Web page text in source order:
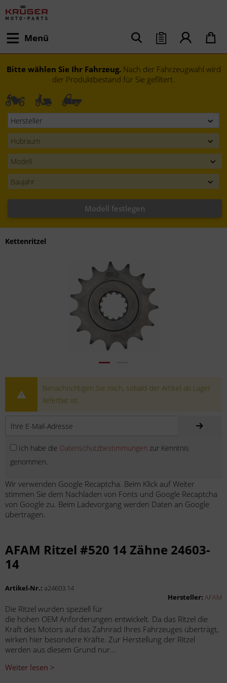
Menü
Bitte wählen Sie Ihr Fahrzeug. Nach der Fahrzeugwahl wird
der Produktbestand für Sie gefiltert.
Modell festlegen
Kettenritzel
Benachrichtigen Sie mich, sobald der Artikel ab Lager
lieferbar ist.
Ich habe die Datenschutzbestimmungen zur Kenntnis
genommen.
Wir verwenden Google Recaptcha. Beim Klick auf Weiter
stimmen Sie dem Nachladen von Fonts und Google Recaptcha
von Google zu. Beim Ladevorgang werden Daten an Google
übertragen.
AFAM Ritzel #520 14 Zähne 24603-
14
Artikel-Nr.: a24603.14
Hersteller: AFAM
Die Ritzel wurden speziell für
die hohen OEM Anforderungen entwickelt. Da das Ritzel die
Kraft des Motors auf das Zahnrad Ihres Fahrzeuges überträgt,
wirken hier besondere Kräfte. Zur Herstellung der Ritzel
werden aus diesem Grund nur...
Weiter lesen >